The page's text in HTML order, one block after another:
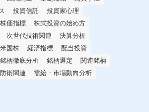
投資信託
投資家心理
株価指標
株式投資の始め方
次世代技術関連
決算分析
米国株 経済指標
配当投資
銘柄徹底分析 銘柄選定
関連銘柄
防衛関連 需給・市場動向分析